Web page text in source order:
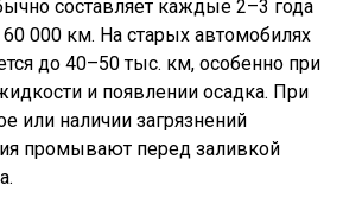
составляет каждые 2–3 года
000 км. На старых автомобилях
до 40–50 тыс. км, особенно при
и появлении осадка. При
или наличии загрязнений
промывают перед заливкой